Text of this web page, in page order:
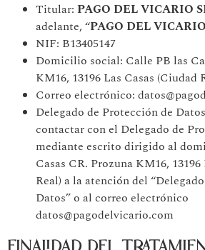
Titular: PAGO DEL VICARIO
adelante, “PAGO DEL VICARIO
NIF: B13405147
Domicilio social: Calle PB las
KM16, 13196 Las Casas (Ciudad
Correo electrónico:
Delegado de Protección de
contactar con el Delegado de
mediante escrito dirigido al
Casas CR. Prozuna KM16,
Real) a la atención del
Datos” o al correo electrónico
datos@pagodelvicario.com